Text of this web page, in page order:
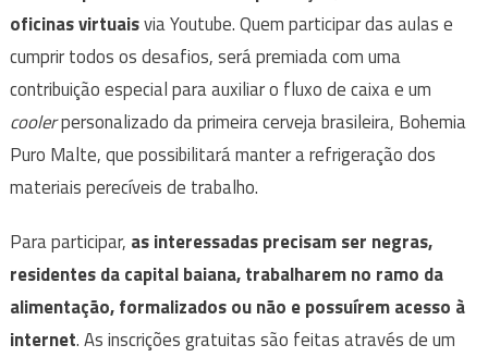
oficinas virtuaisvia Youtube. Quem participar das aulas e
cumprir todos os desafios, será premiada com uma
contribuição especial para auxiliar o fluxo de caixa e um
coolerpersonalizado da primeira cerveja brasileira, Bohemia
Puro Malte, que possibilitará manter a refrigeração dos
materiais perecíveis de trabalho.
Para participar, as interessadas precisam ser negras,
residentes da capital baiana, trabalharem no ramo da
alimentação, formalizados ou não e possuírem acesso à
internet. As inscrições gratuitas são feitas através de um